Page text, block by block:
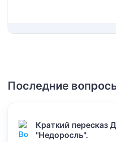
Последние
Краткий пересказ
"Недоросль".